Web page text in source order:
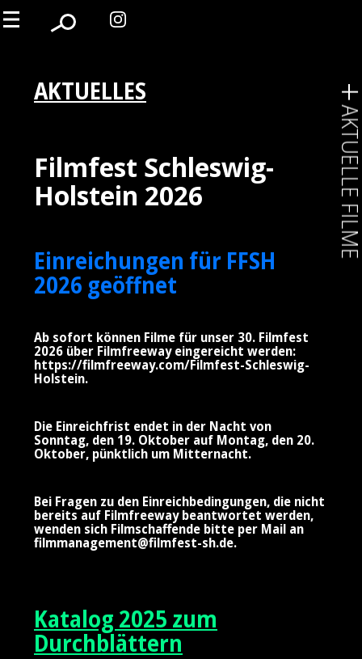
AKTUELLES
Filmfest Schleswig-
Holstein 2026
Einreichungen für FFSH
2026 geöffnet
Ab sofort können Filme für unser 30. Filmfest
2026 über Filmfreeway eingereicht werden:
https://filmfreeway.com/Filmfest-Schleswig-
Holstein.
Die Einreichfrist endet in der Nacht von
Sonntag, den 19. Oktober auf Montag, den 20.
Oktober, pünktlich um Mitternacht.
Bei Fragen zu den Einreichbedingungen, die nicht
bereits auf Filmfreeway beantwortet werden,
wenden sich Filmschaffende bitte per Mail an
filmmanagement@filmfest-sh.de.
Katalog 2025 zum
Durchblättern